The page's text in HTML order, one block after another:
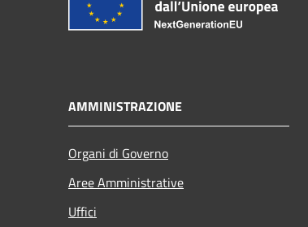
AMMINISTRAZIONE
Organi di Governo
Aree Amministrative
Uffici